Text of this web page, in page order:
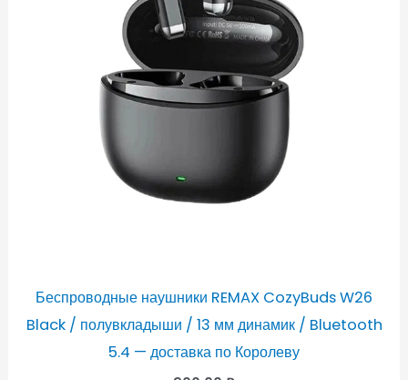
Беспроводные наушники REMAX CozyBuds W26
Black / полувкладыши / 13 мм динамик / Bluetooth
5.4 — доставка по Королеву